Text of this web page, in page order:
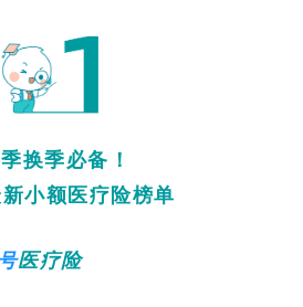
换季必备！
小额医疗险榜单
医疗险